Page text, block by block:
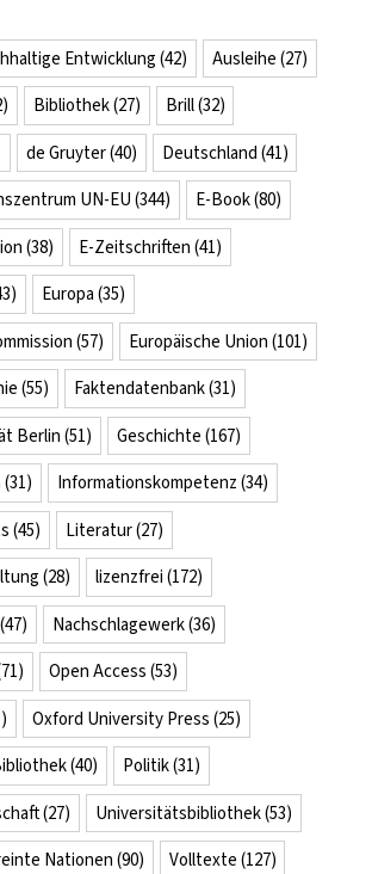
Entwicklung (42) Ausleihe (27)
Bibliothek(27) Brill(32)
de Gruyter(40) Deutschland (41)
UN-EU (344) E-Book(80)
(38) E-Zeitschriften (41)
Europa (35)
(57) Europäische Union (101)
(55) Faktendatenbank(31)
Berlin (51) Geschichte (167)
(31) Informationskompetenz (34)
(45) Literatur(27)
(28) lizenzfrei (172)
(47) Nachschlagewerk(36)
Open Access (53)
Oxford University Press (25)
(40) Politik(31)
(27) Universitätsbibliothek(53)
Nationen (90) Volltexte (127)